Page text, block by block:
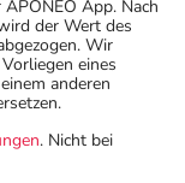
App. Nach
der Wert des
Wir
eines
anderen
. Nicht bei